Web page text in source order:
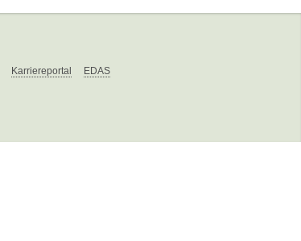
Karriereportal EDAS